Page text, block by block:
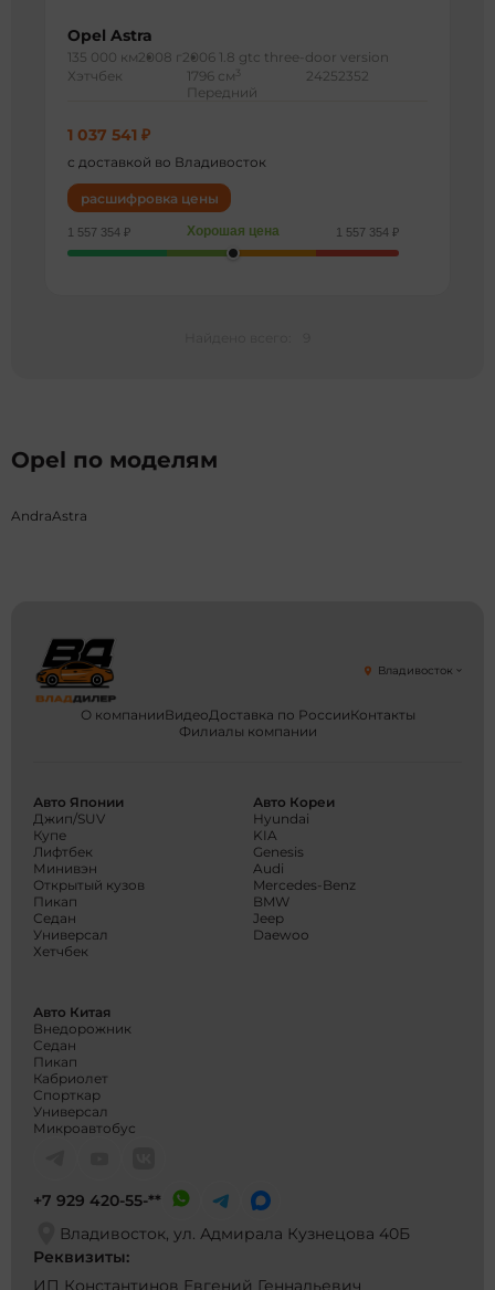
Opel Astra
135 000 км2008 г 2006 1.8 gtc three-door version
Хэтчбек
1796 см 3
Передний
24252352
1 037 541 ₽
с доставкой во Владивосток
расшифровка цены
1 557 354 ₽ Хорошая цена 1 557 354 ₽
Opel по моделям
AndraAstra
О компанииВидеоДоставка по РоссииКонтакты
Филиалы компании
Владивосток
+7 929 420-55-**
Владивосток, ул. Адмирала Кузнецова 40Б
Реквизиты:
ИП Константинов Евгений Геннадьевич
Авто Японии
Джип/SUV
Купе
Лифтбек
Минивэн
Открытый кузов
Пикап
Седан
Универсал
Хетчбек
Авто Кореи
Hyundai
KIA
Genesis
Audi
Mercedes-Benz
BMW
Jeep
Daewoo
Авто Китая
Внедорожник
Седан
Пикап
Кабриолет
Спорткар
Универсал
Микроавтобус